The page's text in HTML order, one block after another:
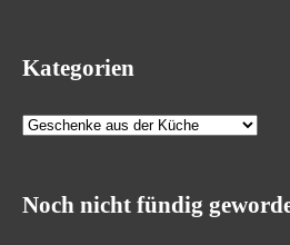
Kategorien
Kategorien
Noch nicht fündig